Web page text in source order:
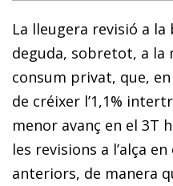
La lleugera revisió a la
deguda, sobretot, a la
consum privat, que,
de créixer l’1,1%
menor avanç en el 3T
les revisions a l’alça
anteriors, de manera